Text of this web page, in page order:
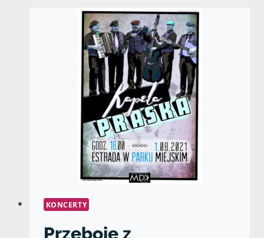
KONCERTY
Przeboje z